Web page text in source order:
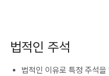
법적인 주석
법적인 이유로 특정 주석